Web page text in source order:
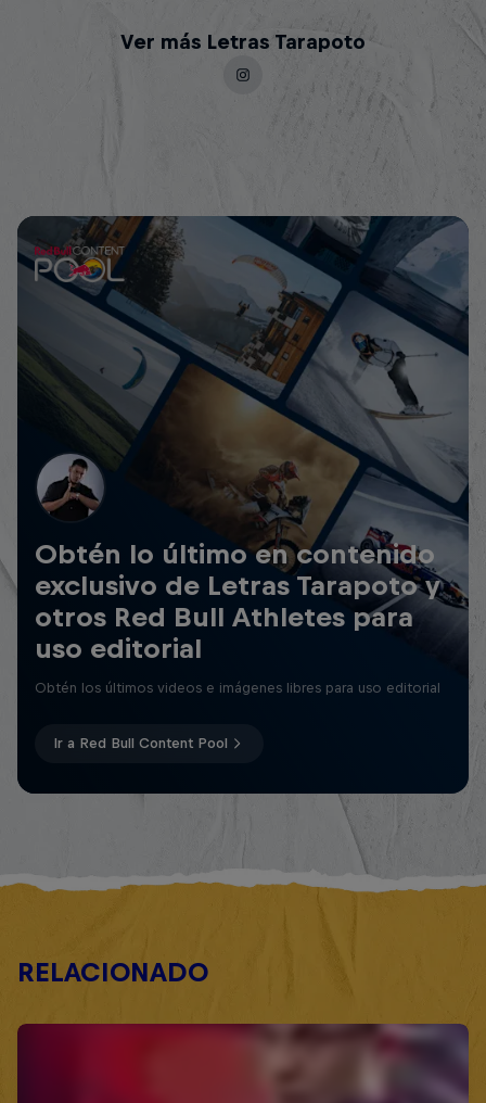
Ver más Letras Tarapoto
Obtén lo último en contenido
exclusivo de Letras Tarapoto y
otros Red Bull Athletes para
uso editorial
Obtén los últimos videos e imágenes libres para uso editorial
Ir a Red Bull Content Pool
RELACIONADO